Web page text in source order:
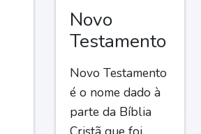
Novo
Testamento
Novo Testamento
é o nome dado à
parte da Bíblia